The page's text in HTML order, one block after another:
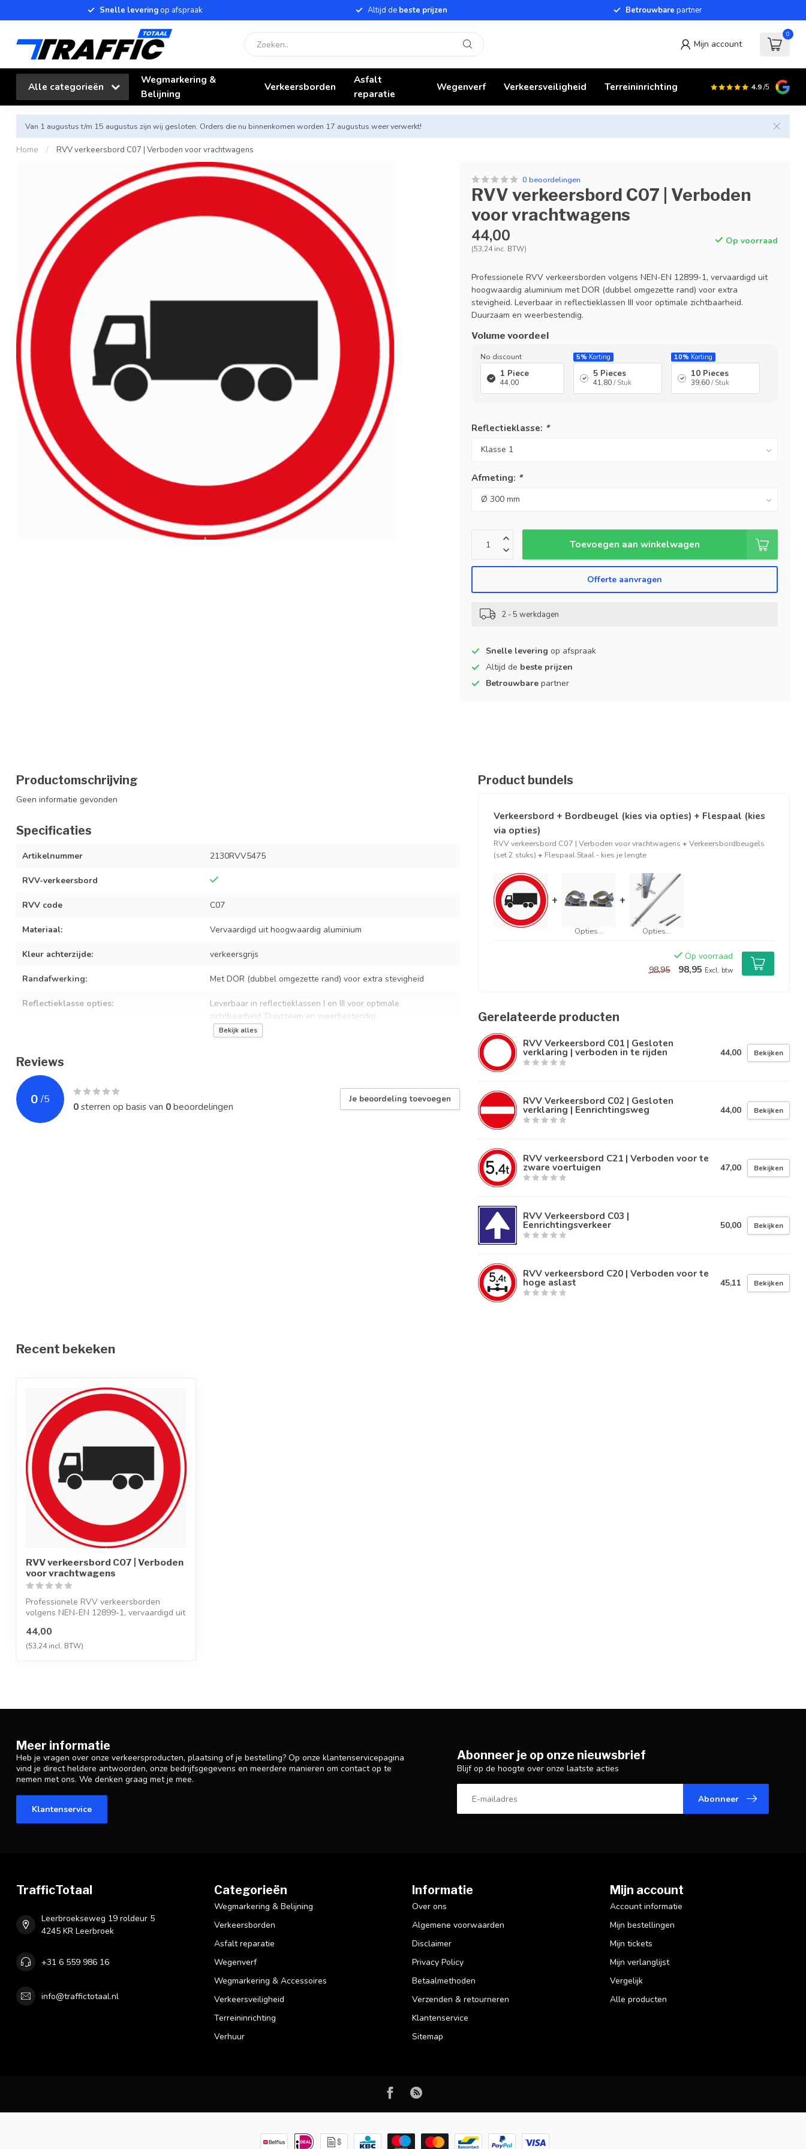
Snelle leveringop afspraak Altijd de beste prijzen Betrouwbare partner
Mijn account
0
Alle categorieën
Wegmarkering &
Belijning
Verkeersborden
Asfalt
reparatie
Wegenverf Verkeersveiligheid Terreininrichting 4.9/5
Van 1 augustus t/m 15 augustus zijn wij gesloten. Orders die nu binnenkomen worden 17 augustus weer verwerkt!
Home / RVV verkeersbord C07 | Verboden voor vrachtwagens
0 beoordelingen
RVV verkeersbord C07 | Verboden
voor vrachtwagens
44,00
(53,24 inc. BTW)
Op voorraad
Professionele RVV verkeersborden volgens NEN-EN 12899-1, vervaardigd uit
hoogwaardig aluminium met DOR (dubbel omgezette rand) voor extra
stevigheid. Leverbaar in reflectieklassen III voor optimale zichtbaarheid.
Duurzaam en weerbestendig.
Volume voordeel
No discount
1 Piece
44,00
5% Korting
5 Pieces
41,80/ Stuk
10% Korting
10 Pieces
39,60/ Stuk
Reflectieklasse: *
Afmeting: *
Toevoegen aan winkelwagen
Offerte aanvragen
2 - 5 werkdagen
Snelle levering op afspraak
Altijd de beste prijzen
Betrouwbare partner
Productomschrijving
Geen informatie gevonden
Specificaties
Artikelnummer 2130RVV5475
RVV-verkeersbord
RVV code C07
Materiaal: Vervaardigd uit hoogwaardig aluminium
Kleur achterzijde: verkeersgrijs
Randafwerking: Met DOR (dubbel omgezette rand) voor extra stevigheid
Reflectieklasse opties:
Leverbaar in reflectieklassen I en III voor optimale
zichtbaarheid. Duurzaam en weerbestendig.
Geschikt voor standaard verkeersbordbeugels
Levensduur:
Professionele RVV verkeersborden volgens NEN-EN 12899-1
Bekijk alles
Reviews
0 /5
0sterren op basis van 0beoordelingen
Je beoordeling toevoegen
Product bundels
Verkeersbord + Bordbeugel (kies via opties) + Flespaal (kies
via opties)
RVV verkeersbord C07 | Verboden voor vrachtwagens + Verkeersbordbeugels
(set 2 stuks) + Flespaal Staal - kies je lengte
+
Opties...
+
Opties...
Op voorraad
98,95
98,95 Excl. btw
Gerelateerde producten
RVV Verkeersbord C01 | Gesloten
verklaring | verboden in te rijden 44,00 Bekijken
RVV Verkeersbord C02 | Gesloten
verklaring | Eenrichtingsweg 44,00 Bekijken
RVV verkeersbord C21 | Verboden voor te
zware voertuigen 47,00 Bekijken
RVV Verkeersbord C03 |
Eenrichtingsverkeer 50,00 Bekijken
RVV verkeersbord C20 | Verboden voor te
hoge aslast 45,11 Bekijken
Recent bekeken
RVV verkeersbord C07 | Verboden
voor vrachtwagens
Professionele RVV verkeersborden
volgens NEN-EN 12899-1, vervaardigd uit
44,00
(53,24 incl. BTW)
Meer informatie
Heb je vragen over onze verkeersproducten, plaatsing of je bestelling? Op onze klantenservicepagina
vind je direct heldere antwoorden, onze bedrijfsgegevens en meerdere manieren om contact op te
nemen met ons. We denken graag met je mee.
Klantenservice
Abonneer je op onze nieuwsbrief
Blijf op de hoogte over onze laatste acties
Abonneer
TrafficTotaal
Leerbroekseweg 19 roldeur 5
4245 KR Leerbroek
+31 6 559 986 16
info@traffictotaal.nl
Categorieën
Wegmarkering & Belijning
Verkeersborden
Asfalt reparatie
Wegenverf
Wegmarkering & Accessoires
Verkeersveiligheid
Terreininrichting
Verhuur
Informatie
Over ons
Algemene voorwaarden
Disclaimer
Privacy Policy
Betaalmethoden
Verzenden & retourneren
Klantenservice
Sitemap
Mijn account
Account informatie
Mijn bestellingen
Mijn tickets
Mijn verlanglijst
Vergelijk
Alle producten